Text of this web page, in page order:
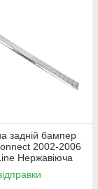
задній бампер
2002-2006
Нержавіюча